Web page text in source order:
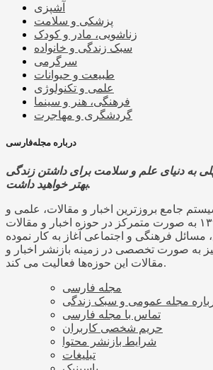
آشپزی
پزشکی و سلامت
زناشویی، مادر و کودک
سبک زندگی و خانواده
سرگرمی
طبیعت و حیوانات
علمی و تکنولوژی
فرهنگی، هنر و سینما
گردشگری و مهاجرت
درباره مجله‌فارسی
به دنیای علم و سلامت برای داشتن زندگی
بهتر خواهید داشت.
جامع بروزترین اخبار و مقالات، علمی و
اجتماعی از سال ۱۳۹۵ به صورت متمرکز در حوزه اخبار و مقالات
مسائل فرهنگی و اجتماعی آغاز به کار نموده
به صورت تخصصی در زمینه بازنشر اخبار و
مقالات این حوزه‌ها فعالیت می کند.
مجله فارسی
مجله عمومی و سبک زندگی
تماس با مجله فارسی
حریم شخصی کاربران
شرایط بازنشر محتوا
تبلیغات